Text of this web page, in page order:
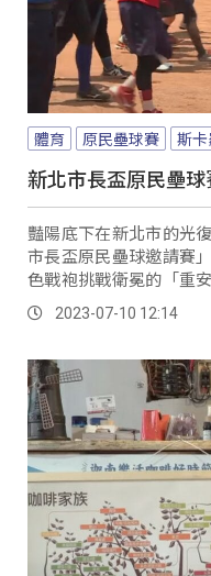
體育 原民壘球賽 斯
新北市長盃原民壘
豔陽底下在新北市的光
市長盃原民壘球邀請賽
色戰袍挑戰衛冕的「重
球衣的「斯卡羅」。
2023-07-10 12:14